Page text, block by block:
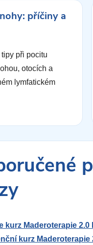
příčiny a
při pocitu
otocích a
lymfatickém
kurz Maderoterapie
kurz